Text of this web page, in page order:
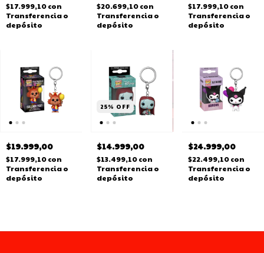
$17.999,10con
Transferencia o
depósito
$20.699,10con
Transferencia o
depósito
$17.999,10con
Transferencia o
depósito
$19.999,00
$17.999,10con
Transferencia o
depósito
25% OFF
$14.999,00
$13.499,10con
Transferencia o
depósito
$24.999,00
$22.499,10con
Transferencia o
depósito